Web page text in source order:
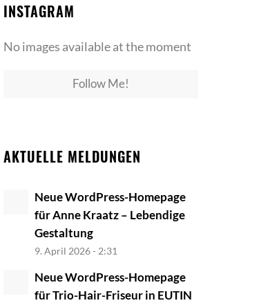
INSTAGRAM
No images available at the moment
Follow Me!
AKTUELLE MELDUNGEN
Neue WordPress-Homepage
für Anne Kraatz – Lebendige
Gestaltung
9. April 2026 - 2:31
Neue WordPress-Homepage
für Trio-Hair-Friseur in EUTIN